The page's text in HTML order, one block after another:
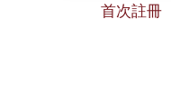
首次註冊